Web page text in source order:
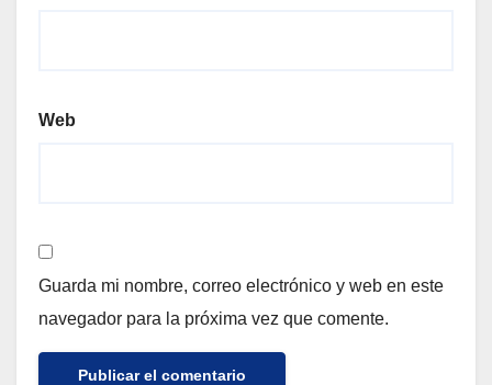
Web
Guarda mi nombre, correo electrónico y web en este
navegador para la próxima vez que comente.